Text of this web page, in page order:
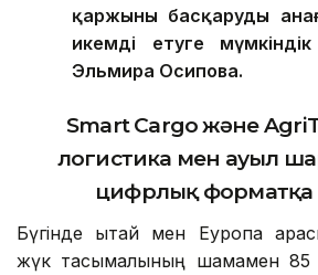
қаржыны басқаруды
икемді етуге
Эльмира Осипова.
Smart Cargo және
логистика мен ауыл
цифрлық форматқа
Бүгінде Қытай мен Еуропа
жүк тасымалының шамамен 85